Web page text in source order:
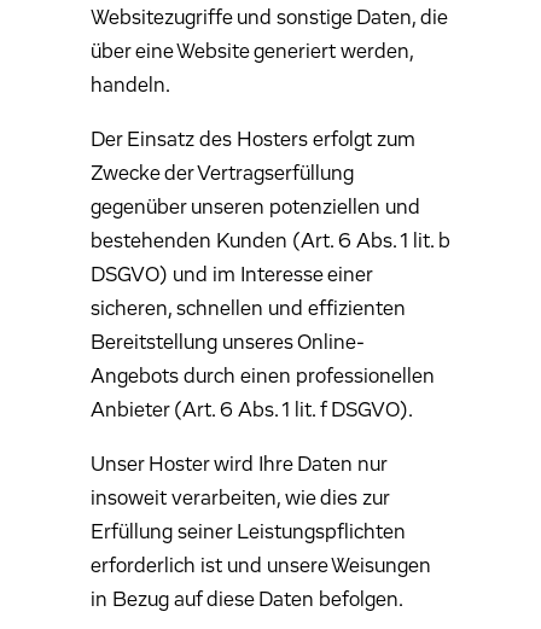
Websitezugriffe und sonstige Daten, die
über eine Website generiert werden,
handeln.
Der Einsatz des Hosters erfolgt zum
Zwecke der Vertragserfüllung
gegenüber unseren potenziellen und
bestehenden Kunden (Art. 6 Abs. 1 lit. b
DSGVO) und im Interesse einer
sicheren, schnellen und effizienten
Bereitstellung unseres Online-
Angebots durch einen professionellen
Anbieter (Art. 6 Abs. 1 lit. f DSGVO).
Unser Hoster wird Ihre Daten nur
insoweit verarbeiten, wie dies zur
Erfüllung seiner Leistungspflichten
erforderlich ist und unsere Weisungen
in Bezug auf diese Daten befolgen.